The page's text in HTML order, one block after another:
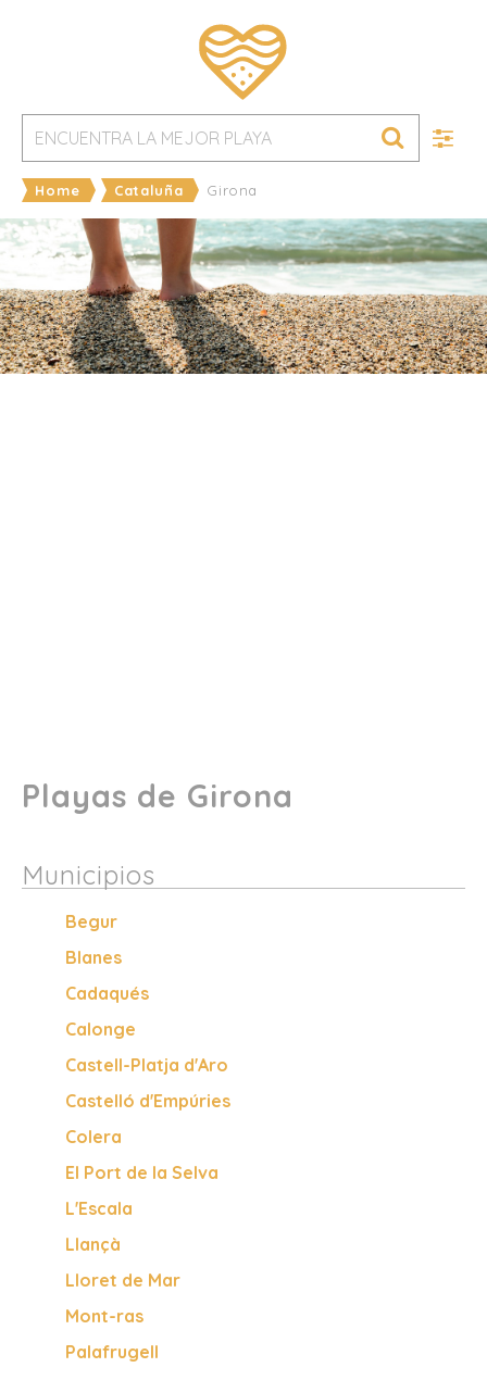
Home Cataluña Girona
Playas de Girona
Municipios
Begur
Blanes
Cadaqués
Calonge
Castell-Platja d'Aro
Castelló d'Empúries
Colera
El Port de la Selva
L'Escala
Llançà
Lloret de Mar
Mont-ras
Palafrugell